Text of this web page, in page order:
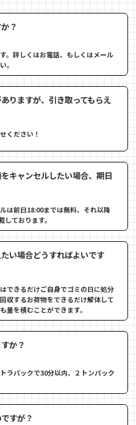
？
。詳しくはお電話、もしくはメール
。
りますが、引き取ってもらえ
ください！
キャンセルしたい場合、期日
は前日18:00までは無料、それ以降
ております。
い場合どうすればよいです
できるだけご自身でゴミの日に処分
収するお荷物をできるだけ解体して
量を積むことができます。
か？
ラパックで30分以内、２トンパック
すが？